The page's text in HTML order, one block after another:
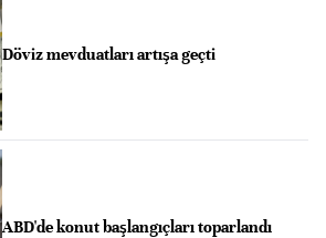
Döviz mevduatları artışa geçti
ABD'de konut başlangıçları toparlandı